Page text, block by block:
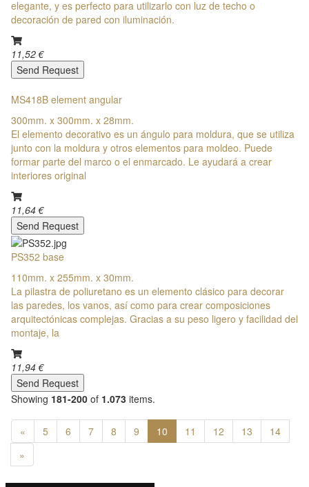
elegante, y es perfecto para utilizarlo con luz de techo o
decoración de pared con iluminación.
11,52 €
Send Request
MS418B element angular
300mm. x 300mm. x 28mm.
El elemento decorativo es un ángulo para moldura, que se utiliza
junto con la moldura y otros elementos para moldeo. Puede
formar parte del marco o el enmarcado. Le ayudará a crear
interiores original
11,64 €
Send Request
PS352 base
110mm. x 255mm. x 30mm.
La pilastra de poliuretano es un elemento clásico para decorar
las paredes, los vanos, así como para crear composiciones
arquitectónicas complejas. Gracias a su peso ligero y facilidad del
montaje, la
11,94 €
Send Request
Showing 181-200 of 1.073 items.
« 5 6 7 8 9 10 11 12 13
14
»